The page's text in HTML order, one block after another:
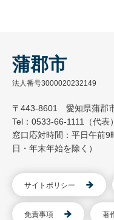
蒲郡市
法人番号3000020232149
〒443-8601 愛知県蒲郡
Tel：0533-66-1111（代表）
窓口応対時間：平日午前
日・年末年始を除く）
サイトポリシー
免責事項 著